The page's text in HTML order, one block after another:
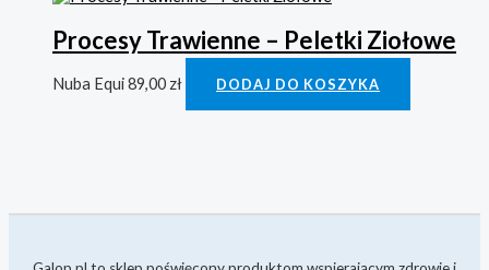
Procesy Trawienne – Peletki Ziołowe
Nuba Equi89,00zł DODAJ DO KOSZYKA